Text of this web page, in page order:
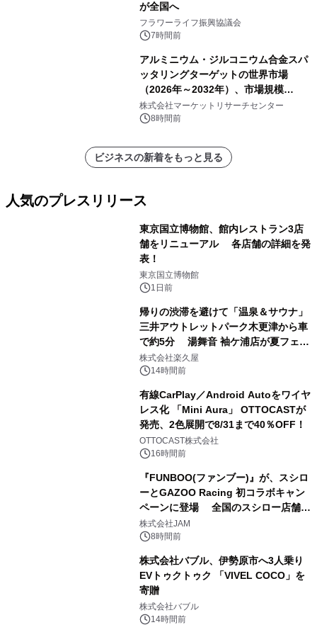
が全国へ
フラワーライフ振興協議会
7時間前
アルミニウム・ジルコニウム合金スパ
ッタリングターゲットの世界市場
（2026年～2032年）、市場規模
（0.995、0.999、その他）・分析レポ
ートを発表
株式会社マーケットリサーチセンター
8時間前
ビジネスの新着をもっと見る
人気のプレスリリース
東京国立博物館、館内レストラン3店
舗をリニューアル 各店舗の詳細を発
表！
東京国立博物館
1日前
帰りの渋滞を避けて「温泉＆サウナ」
三井アウトレットパーク木更津から車
で約5分 湯舞音 袖ケ浦店が夏フェア
メニューを提供
株式会社楽久屋
14時間前
有線CarPlay／Android Autoをワイヤ
レス化 「Mini Aura」 OTTOCASTが
発売、2色展開で8/31まで40％OFF！
OTTOCAST株式会社
16時間前
『FUNBOO(ファンブー)』が、スシロ
ーとGAZOO Racing 初コラボキャン
ペーンに登場 全国のスシロー店舗で
GR 4車種の FUNBOO(ミニカー)付き
メニューが展開されます
株式会社JAM
8時間前
株式会社バブル、伊勢原市へ3人乗り
EVトゥクトゥク 「VIVEL COCO」を
寄贈
株式会社バブル
14時間前